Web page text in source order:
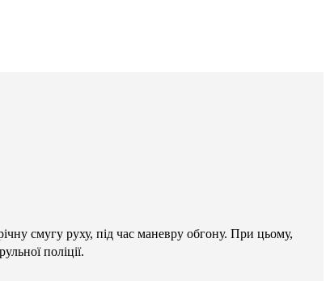
смугу руху, під час маневру обгону. При цьому,
поліції.